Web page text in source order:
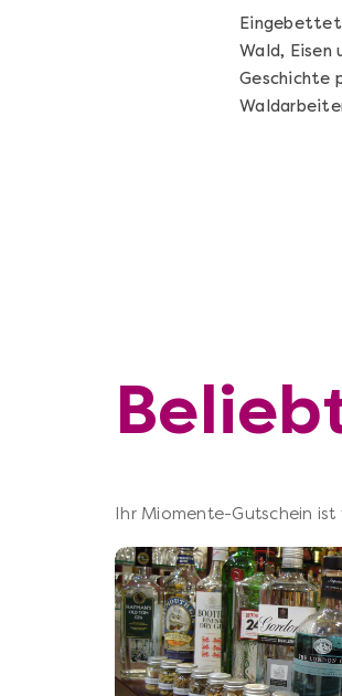
Eingebettet
Wald, Eisen
Geschichte
Ihr Miomente-Gutschein